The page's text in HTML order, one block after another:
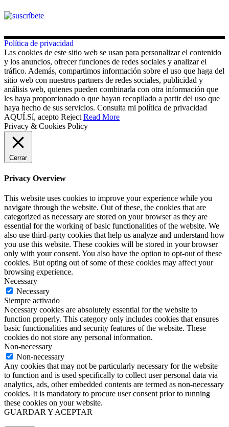
Política de privacidad
Las cookies de este sitio web se usan para personalizar el contenido
y los anuncios, ofrecer funciones de redes sociales y analizar el
tráfico. Además, compartimos información sobre el uso que haga del
sitio web con nuestros partners de redes sociales, publicidad y
análisis web, quienes pueden combinarla con otra información que
les haya proporcionado o que hayan recopilado a partir del uso que
haya hecho de sus servicios. Consulta mi política de privacidad
AQUÍ.Sí, acepto Reject Read More
Privacy & Cookies Policy
Cerrar
Privacy Overview
This website uses cookies to improve your experience while you
navigate through the website. Out of these, the cookies that are
categorized as necessary are stored on your browser as they are
essential for the working of basic functionalities of the website. We
also use third-party cookies that help us analyze and understand how
you use this website. These cookies will be stored in your browser
only with your consent. You also have the option to opt-out of these
cookies. But opting out of some of these cookies may affect your
browsing experience.
Necessary
Necessary
Siempre activado
Necessary cookies are absolutely essential for the website to
function properly. This category only includes cookies that ensures
basic functionalities and security features of the website. These
cookies do not store any personal information.
Non-necessary
Non-necessary
Any cookies that may not be particularly necessary for the website
to function and is used specifically to collect user personal data via
analytics, ads, other embedded contents are termed as non-necessary
cookies. It is mandatory to procure user consent prior to running
these cookies on your website.
GUARDAR Y ACEPTAR